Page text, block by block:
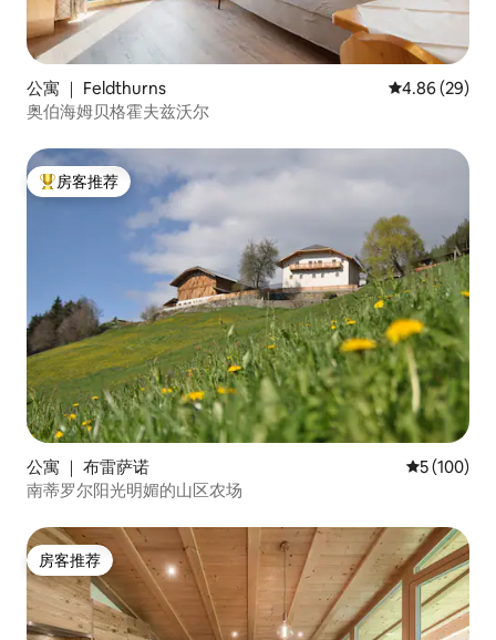
公寓 ｜ Feldthurns 平均评分 4.86
4.86 (29)
奥伯海姆贝格霍夫兹沃尔
热门「房客推荐」
房客推荐
公寓 ｜ 布雷萨诺 平均评分 5
5 (100)
南蒂罗尔阳光明媚的山区农场
房客推荐
房客推荐